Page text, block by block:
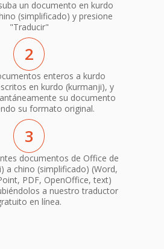
un documento en kurdo
(simplificado) y presione
"Traducir"
2
enteros a kurdo
en kurdo (kurmanji), y
su documento
su formato original.
3
documentos de Office de
a chino (simplificado) (Word,
PDF, OpenOffice, text)
a nuestro traductor
en línea.